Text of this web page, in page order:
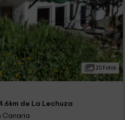
20 Fotos
de La Lechuza
Canaria